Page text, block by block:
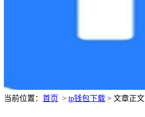
当前位置： 首页 > tp钱包下载 > 文章正文